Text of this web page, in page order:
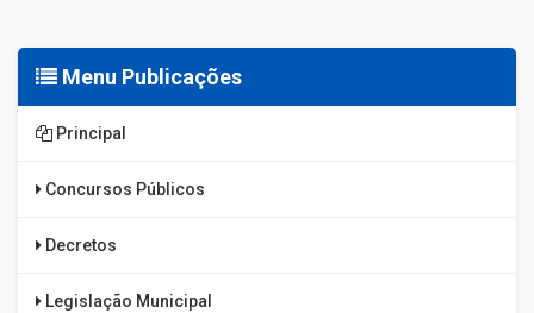
Menu Publicações
Principal
Concursos Públicos
Decretos
Legislação Municipal